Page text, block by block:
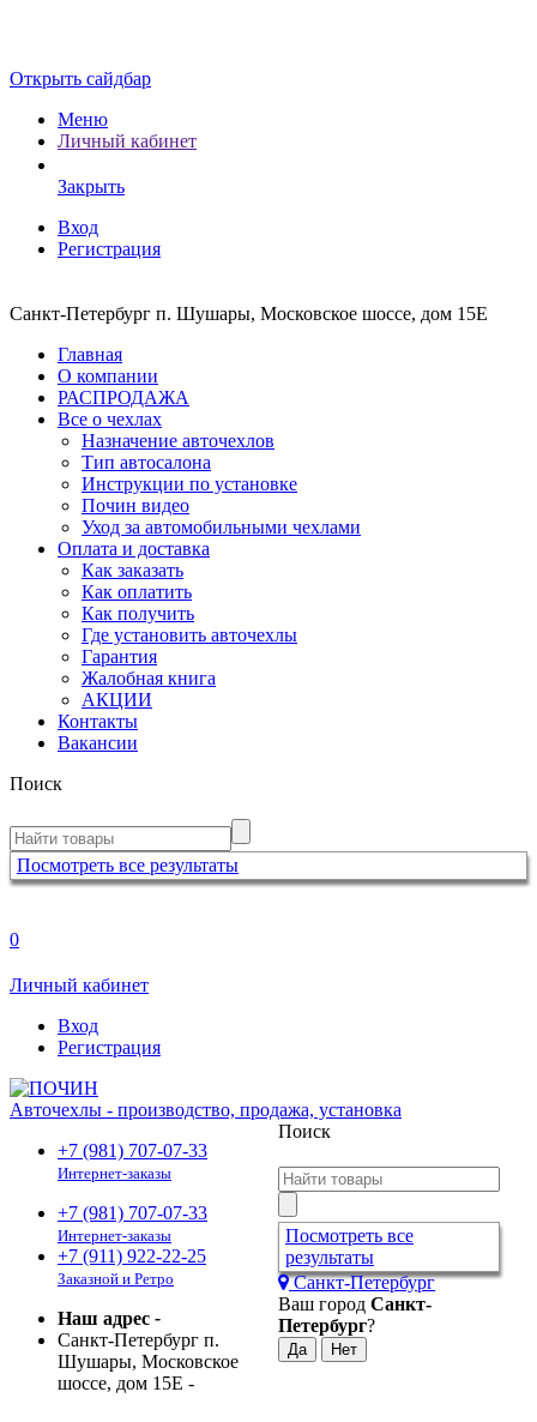
Открыть сайдбар
Меню
Личный кабинет
Закрыть
Вход
Регистрация
Санкт-Петербург п. Шушары, Московское шоссе, дом 15Е
Главная
О компании
РАСПРОДАЖА
Все о чехлах
Назначение авточехлов
Тип автосалона
Инструкции по установке
Почин видео
Уход за автомобильными чехлами
Оплата и доставка
Как заказать
Как оплатить
Как получить
Где установить авточехлы
Гарантия
Жалобная книга
АКЦИИ
Контакты
Вакансии
Поиск
Посмотреть все результаты
0
Личный кабинет
Вход
Регистрация
Авточехлы - производство, продажа, установка
+7 (981) 707-07-33
Интернет-заказы
+7 (981) 707-07-33
Интернет-заказы
+7 (911) 922-22-25
Заказной и Ретро
Наш адрес -
Санкт-Петербург п.
Шушары, Московское
шоссе, дом 15Е -
Поиск
Посмотреть все
результаты
Санкт-Петербург
Ваш город Санкт-
Петербург?